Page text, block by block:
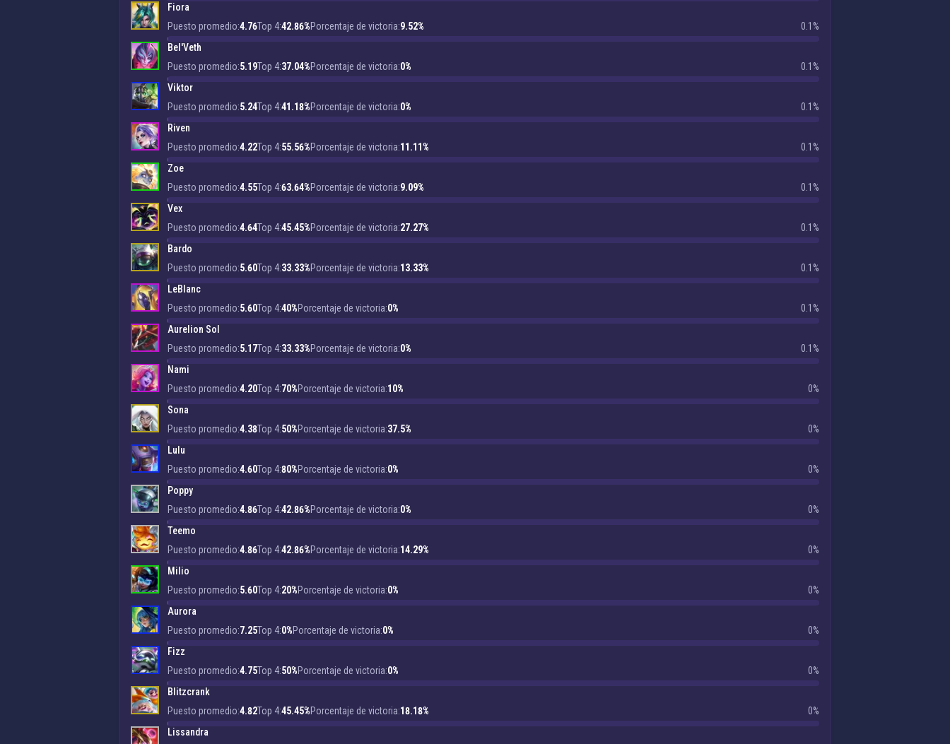
Fiora
Puesto promedio:4.76Top 4:42.86%Porcentaje de victoria:9.52%
0.1%
Bel'Veth
Puesto promedio:5.19Top 4:37.04%Porcentaje de victoria:0%
0.1%
Viktor
Puesto promedio:5.24Top 4:41.18%Porcentaje de victoria:0%
0.1%
Riven
Puesto promedio:4.22Top 4:55.56%Porcentaje de victoria:11.11%
0.1%
Zoe
Puesto promedio:4.55Top 4:63.64%Porcentaje de victoria:9.09%
0.1%
Vex
Puesto promedio:4.64Top 4:45.45%Porcentaje de victoria:27.27%
0.1%
Bardo
Puesto promedio:5.60Top 4:33.33%Porcentaje de victoria:13.33%
0.1%
LeBlanc
Puesto promedio:5.60Top 4:40%Porcentaje de victoria:0%
0.1%
Aurelion Sol
Puesto promedio:5.17Top 4:33.33%Porcentaje de victoria:0%
0.1%
Nami
Puesto promedio:4.20Top 4:70%Porcentaje de victoria:10%
0%
Sona
Puesto promedio:4.38Top 4:50%Porcentaje de victoria:37.5%
0%
Lulu
Puesto promedio:4.60Top 4:80%Porcentaje de victoria:0%
0%
Poppy
Puesto promedio:4.86Top 4:42.86%Porcentaje de victoria:0%
0%
Teemo
Puesto promedio:4.86Top 4:42.86%Porcentaje de victoria:14.29%
0%
Milio
Puesto promedio:5.60Top 4:20%Porcentaje de victoria:0%
0%
Aurora
Puesto promedio:7.25Top 4:0%Porcentaje de victoria:0%
0%
Fizz
Puesto promedio:4.75Top 4:50%Porcentaje de victoria:0%
0%
Blitzcrank
Puesto promedio:4.82Top 4:45.45%Porcentaje de victoria:18.18%
0%
Lissandra